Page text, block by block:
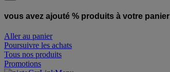
vous avez ajouté % produits à votre panier
Aller au panier
Poursuivre les achats
Tous nos produits
Promotions